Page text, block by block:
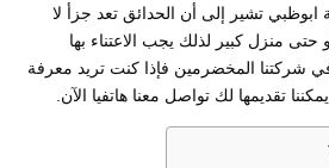
تشير إلى أن الحدائق تعد جزأ لا
منزل كبير لذلك يجب الاعتناء بها
شركتنا المخضرمين فإذا كنت تريد معرفة
تقديمها لك تواصل معنا هاتفيا الآن.